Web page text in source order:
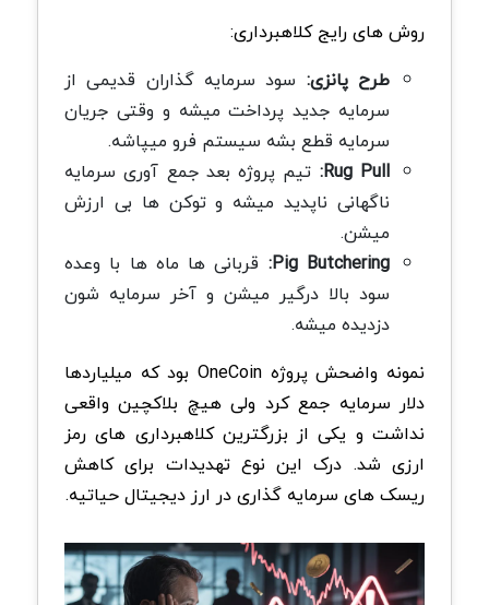
روش های رایج کلاهبرداری:
طرح پانزی: سود سرمایه گذاران قدیمی از
سرمایه جدید پرداخت میشه و وقتی جریان
سرمایه قطع بشه سیستم فرو میپاشه.
Rug Pull: تیم پروژه بعد جمع آوری سرمایه
ناگهانی ناپدید میشه و توکن ها بی ارزش
میشن.
Pig Butchering: قربانی ها ماه ها با وعده
سود بالا درگیر میشن و آخر سرمایه شون
دزدیده میشه.
نمونه واضحش پروژه OneCoin بود که میلیاردها
دلار سرمایه جمع کرد ولی هیچ بلاکچین واقعی
نداشت و یکی از بزرگترین کلاهبرداری های رمز
ارزی شد. درک این نوع تهدیدات برای کاهش
ریسک های سرمایه گذاری در ارز دیجیتال حیاتیه.